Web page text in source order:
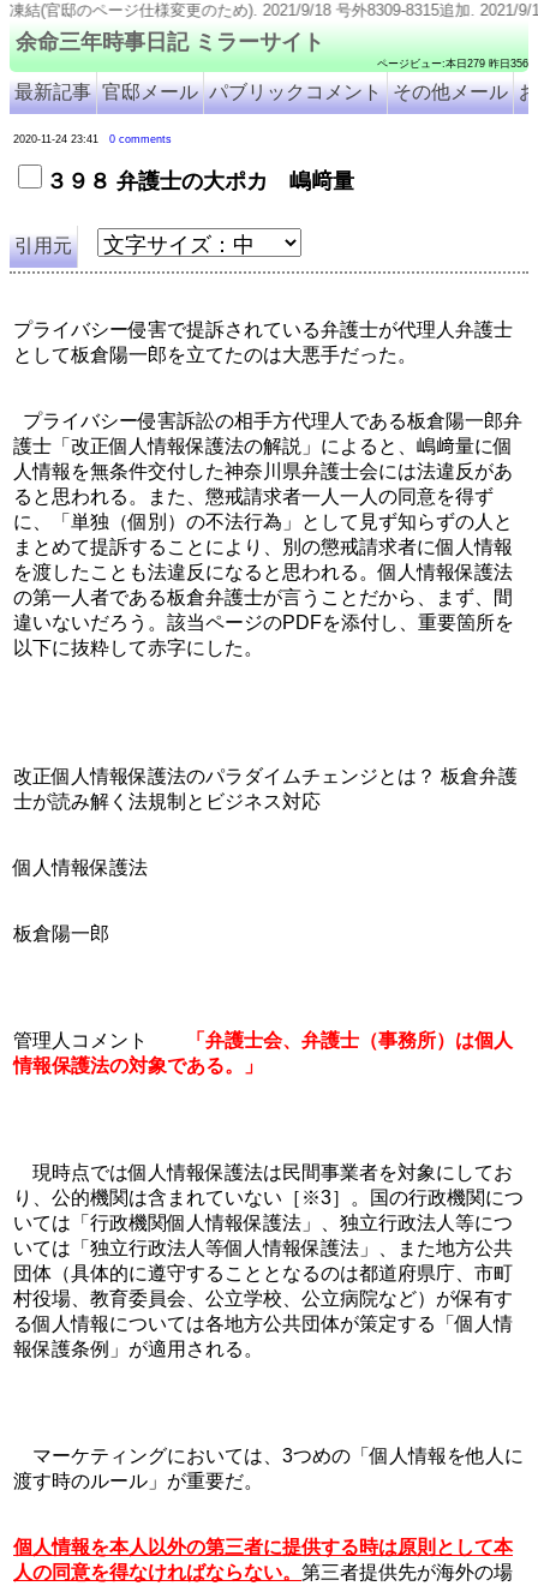
余命三年時事日記 ミラーサイト
ページビュー:本日279 昨日356
最新記事 官邸メール パブリックコメント その他メール
2020-11-24 23:41 0 comments
３９８ 弁護士の大ポカ 嶋﨑量
引用元
プライバシー侵害で提訴されている弁護士が代理人弁護士
として板倉陽一郎を立てたのは大悪手だった。
護士「改正個人情報保護法の解説」によると、嶋﨑量に個
人情報を無条件交付した神奈川県弁護士会には法違反があ
ると思われる。また、懲戒請求者一人一人の同意を得ず
に、「単独（個別）の不法行為」として見ず知らずの人と
まとめて提訴することにより、別の懲戒請求者に個人情報
を渡したことも法違反になると思われる。個人情報保護法
の第一人者である板倉弁護士が言うことだから、まず、間
違いないだろう。該当ページのPDFを添付し、重要箇所を
以下に抜粋して赤字にした。
改正個人情報保護法のパラダイムチェンジとは？ 板倉弁護
士が読み解く法規制とビジネス対応
個人情報保護法
板倉陽一郎
管理人コメント
「弁護士会、弁護士（事務所）は個人
情報保護法の対象である。」
現時点では個人情報保護法は民間事業者を対象にしてお
り、公的機関は含まれていない［※3］。国の行政機関につ
いては「行政機関個人情報保護法」、独立行政法人等につ
いては「独立行政法人等個人情報保護法」、また地方公共
団体（具体的に遵守することとなるのは都道府県庁、市町
村役場、教育委員会、公立学校、公立病院など）が保有す
る個人情報については各地方公共団体が策定する「個人情
報保護条例」が適用される。
マーケティングにおいては、3つめの「個人情報を他人に
渡す時のルール」が重要だ。
個人情報を本人以外の第三者に提供する時は原則として本
人の同意を得なければならない。 第三者提供先が海外の場
のページ仕様変更のため). 2021/9/18 号外8309-8315追加. 2021/9/11 号